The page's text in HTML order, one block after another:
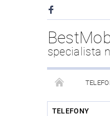
specialista
CHYTRÉ
TELEFONY